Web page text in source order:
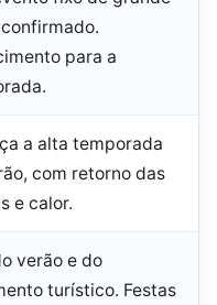
para a
a alta temporada
com retorno das
e calor.
verão e do
turístico. Festas